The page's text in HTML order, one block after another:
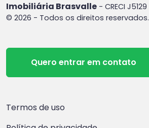
Imobiliária Brasvalle - CRECI J5129
© 2026 - Todos os direitos reservados.
Quero entrar em contato
Termos de uso